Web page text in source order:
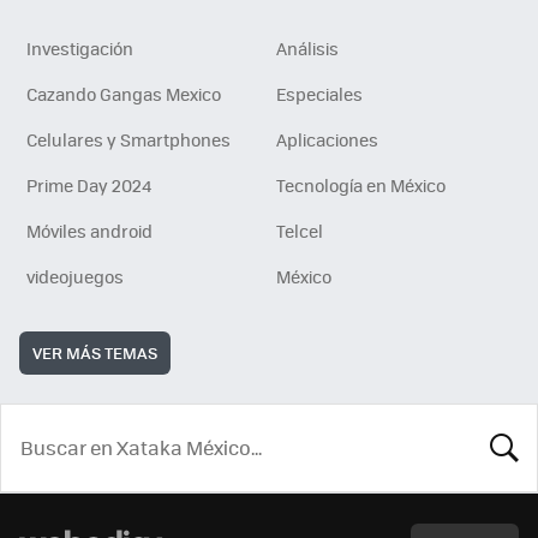
Investigación
Análisis
Cazando Gangas Mexico
Especiales
Celulares y Smartphones
Aplicaciones
Prime Day 2024
Tecnología en México
Móviles android
Telcel
videojuegos
México
VER MÁS TEMAS